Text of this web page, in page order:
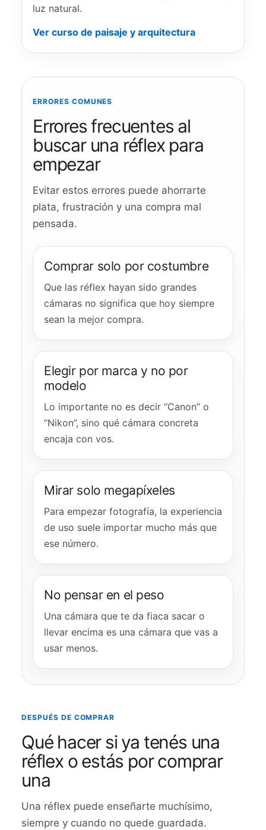
luz natural.
Ver curso de paisaje y arquitectura
ERRORES COMUNES
Errores frecuentes al
buscar una réflex para
empezar
Evitar estos errores puede ahorrarte
plata, frustración y una compra mal
pensada.
Comprar solo por costumbre
Que las réflex hayan sido grandes
cámaras no significa que hoy siempre
sean la mejor compra.
Elegir por marca y no por
modelo
Lo importante no es decir “Canon” o
“Nikon”, sino qué cámara concreta
encaja con vos.
Mirar solo megapíxeles
Para empezar fotografía, la experiencia
de uso suele importar mucho más que
ese número.
No pensar en el peso
Una cámara que te da fiaca sacar o
llevar encima es una cámara que vas a
usar menos.
DESPUÉS DE COMPRAR
Qué hacer si ya tenés una
réflex o estás por comprar
una
Una réflex puede enseñarte muchísimo,
siempre y cuando no quede guardada.